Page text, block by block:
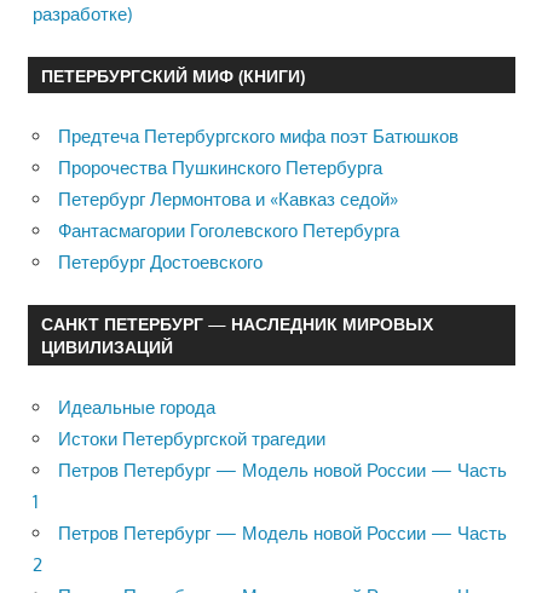
разработке)
ПЕТЕРБУРГСКИЙ МИФ (КНИГИ)
Предтеча Петербургского мифа поэт Батюшков
Пророчества Пушкинского Петербурга
Петербург Лермонтова и «Кавказ седой»
Фантасмагории Гоголевского Петербурга
Петербург Достоевского
САНКТ ПЕТЕРБУРГ — НАСЛЕДНИК МИРОВЫХ
ЦИВИЛИЗАЦИЙ
Идеальные города
Истоки Петербургской трагедии
Петров Петербург — Модель новой России — Часть
1
Петров Петербург — Модель новой России — Часть
2